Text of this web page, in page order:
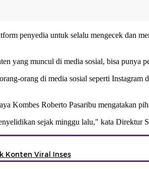
penyedia untuk selalu mengecek dan
yang muncul di media sosial, bisa punya
orang di media sosial seperti
Kombes Roberto Pasaribu mengatakan
sejak minggu lalu," kata
Konten Viral Inses